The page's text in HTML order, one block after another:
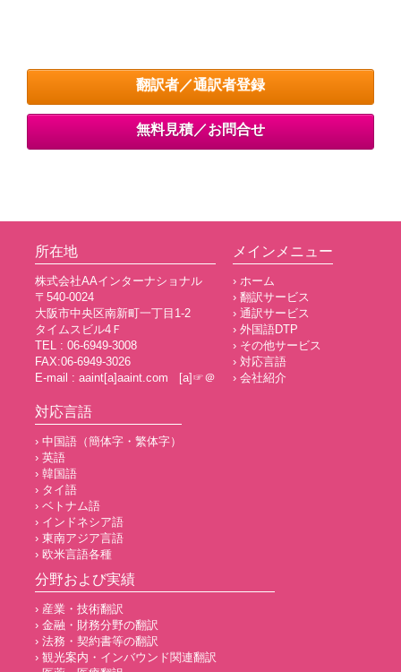
翻訳者／通訳者登録
無料見積／お問合せ
所在地
株式会社AAインターナショナル
〒540-0024
大阪市中央区南新町一丁目1-2
タイムスビル4Ｆ
TEL : 06-6949-3008
FAX:06-6949-3026
E-mail : aaint[a]aaint.com [a]☞＠
メインメニュー
› ホーム
› 翻訳サービス
› 通訳サービス
› 外国語DTP
› その他サービス
› 対応言語
› 会社紹介
対応言語
› 中国語（簡体字・繁体字）
› 英語
› 韓国語
› タイ語
› ベトナム語
› インドネシア語
› 東南アジア言語
› 欧米言語各種
分野および実績
› 産業・技術翻訳
› 金融・財務分野の翻訳
› 法務・契約書等の翻訳
› 観光案内・インバウンド関連翻訳